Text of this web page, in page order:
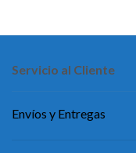
Servicio al Cliente
Envíos y Entregas